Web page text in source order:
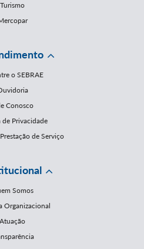
Turismo
o SEBRAE
Conosco
de Privacidade
de Serviço
Somos
Organizacional
Atuação